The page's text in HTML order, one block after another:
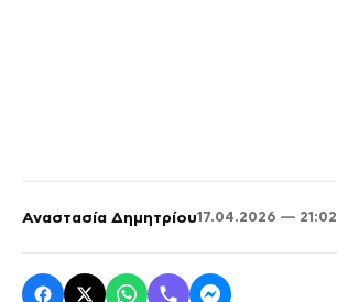
Αναστασία Δημητρίου17.04.2026 — 21:02